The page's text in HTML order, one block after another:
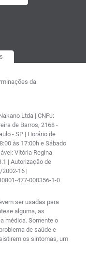
da
Ltda | CNPJ:
de Barros, 2168 -
- SP | Horário de
às 17:00h e Sábado
Vitória Regina
| Autorização de
16 |
477-000356-1-0
ser usadas para
alguma, as
médica. Somente o
de saúde e
os sintomas, um